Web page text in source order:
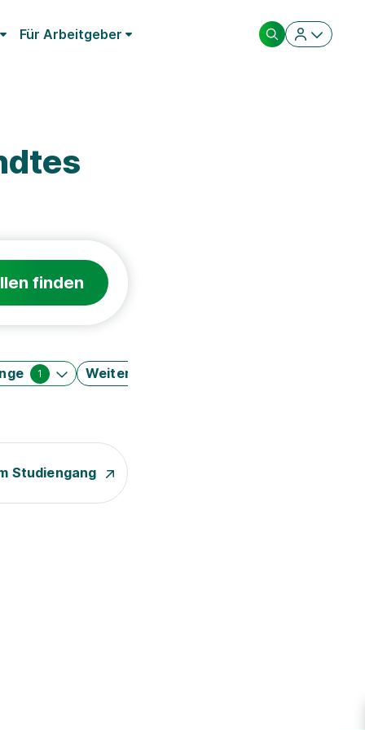
Für Arbeitgeber
finden
1 Weitere Filter
Studiengang